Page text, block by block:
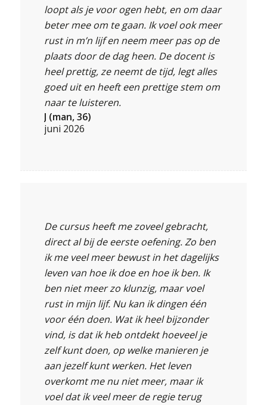
loopt als je voor ogen hebt, en om daar
beter mee om te gaan. Ik voel ook meer
rust in m’n lijf en neem meer pas op de
plaats door de dag heen. De docent is
heel prettig, ze neemt de tijd, legt alles
goed uit en heeft een prettige stem om
naar te luisteren.
J (man, 36)
juni 2026
De cursus heeft me zoveel gebracht,
direct al bij de eerste oefening. Zo ben
ik me veel meer bewust in het dagelijks
leven van hoe ik doe en hoe ik ben. Ik
ben niet meer zo klunzig, maar voel
rust in mijn lijf. Nu kan ik dingen één
voor één doen. Wat ik heel bijzonder
vind, is dat ik heb ontdekt hoeveel je
zelf kunt doen, op welke manieren je
aan jezelf kunt werken. Het leven
overkomt me nu niet meer, maar ik
voel dat ik veel meer de regie terug